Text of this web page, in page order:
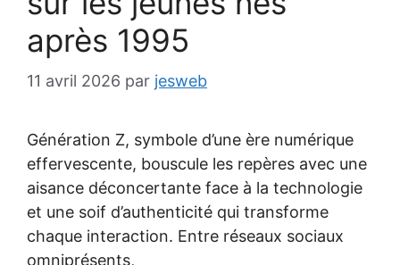
après 1995
11 avril 2026 par jesweb
Génération Z, symbole d’une ère numérique
effervescente, bouscule les repères avec une
aisance déconcertante face à la technologie
et une soif d’authenticité qui transforme
chaque interaction. Entre réseaux sociaux
omniprésents,